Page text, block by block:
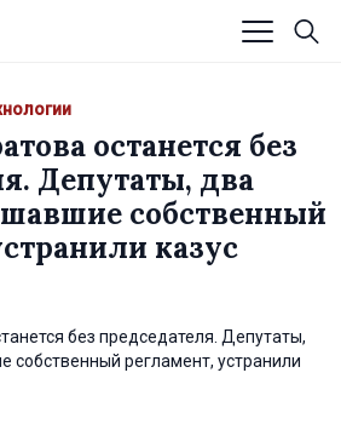
останется без
Депутаты, два
собственный
казус